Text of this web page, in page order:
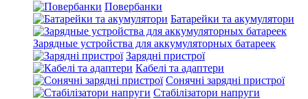
Повербанки
Батарейки та акумулятори
Зарядные устройства для аккумуляторных батареек
Зарядні пристрої
Кабелі та адаптери
Сонячні зарядні пристрої
Стабілізатори напруги